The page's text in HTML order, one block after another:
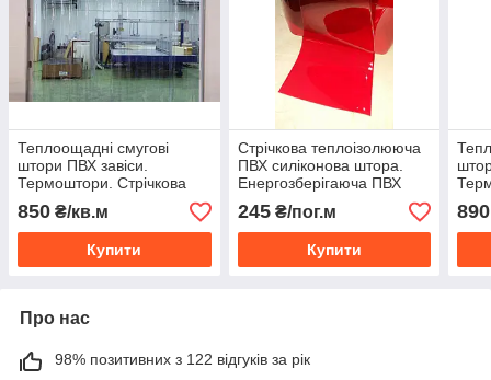
Теплоощадні смугові
штори ПВХ завіси.
Термоштори. Стрічкова
штора. ПВХ завеса
850 ₴/кв.м
Купити
Стрічкова теплоізолююча
ПВХ силіконова штора.
Енергозберігаюча ПВХ
245₴/пог.м
Купити
890
Про нас
98% позитивних з 122 відгуків за рік